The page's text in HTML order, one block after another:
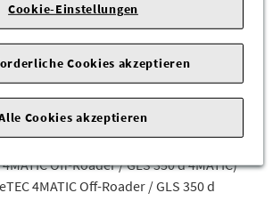
4MATIC / ML 350 CDI 4MATIC)
4MATIC)
4MATIC)
BlueTEC 4MATIC)
CDI/D 4MATIC)
BLUETEC/D 4MATIC)
Off-Roader / GLS 350 d 4MATIC)
4MATIC Off-Roader / GLS 350 d
Cookie-Einstellungen
Cookies akzeptieren
Cookies akzeptieren